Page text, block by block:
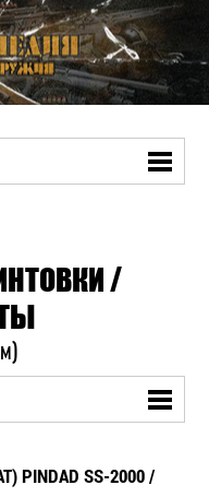
/
SS-2000 /